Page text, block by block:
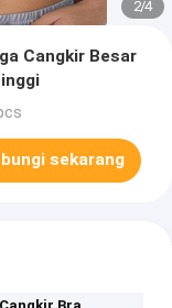
2/4
Cangkir Besar
sekarang